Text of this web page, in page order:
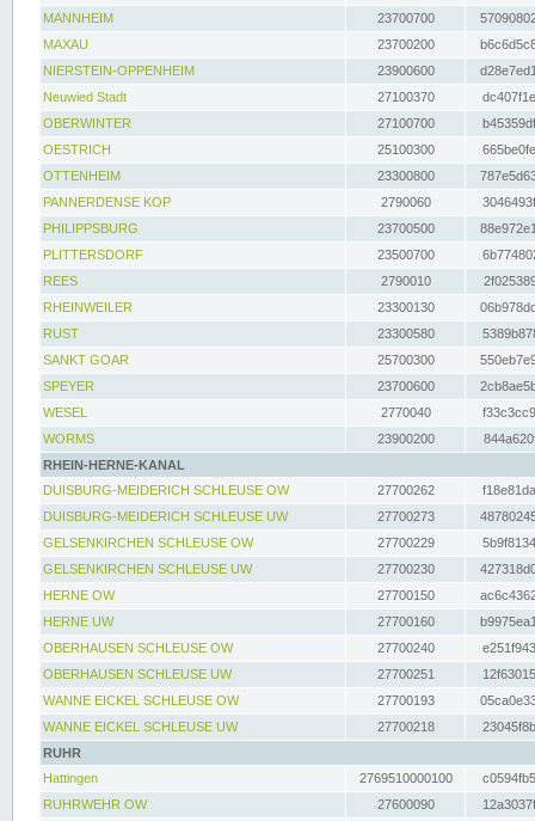
MANNHEIM
23700700
MAXAU
23700200
NIERSTEIN-OPPENHEIM
23900600
Neuwied Stadt
27100370
OBERWINTER
27100700
OESTRICH
25100300
OTTENHEIM
23300800
PANNERDENSE KOP
2790060
PHILIPPSBURG
23700500
PLITTERSDORF
23500700
REES
2790010
RHEINWEILER
23300130
RUST
23300580
SANKT GOAR
25700300
SPEYER
23700600
WESEL
2770040
WORMS
23900200
RHEIN-HERNE-KANAL
DUISBURG-MEIDERICH SCHLEUSE OW
27700262
DUISBURG-MEIDERICH SCHLEUSE UW
27700273
GELSENKIRCHEN SCHLEUSE OW
27700229
GELSENKIRCHEN SCHLEUSE UW
27700230
HERNE OW
27700150
HERNE UW
27700160
OBERHAUSEN SCHLEUSE OW
27700240
OBERHAUSEN SCHLEUSE UW
27700251
WANNE EICKEL SCHLEUSE OW
27700193
WANNE EICKEL SCHLEUSE UW
27700218
RUHR
Hattingen
2769510000100
RUHRWEHR OW
27600090